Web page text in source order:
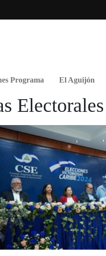
Programa El Aguijón
Electorales